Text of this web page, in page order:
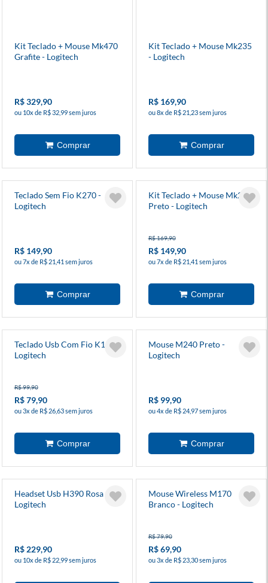
Kit Teclado + Mouse Mk470
Grafite - Logitech
R$ 329,90
ou 10x de R$ 32,99 sem juros
Kit Teclado + Mouse Mk235
- Logitech
R$ 169,90
ou 8x de R$ 21,23 sem juros
Teclado Sem Fio K270 -
Logitech
R$ 149,90
ou 7x de R$ 21,41 sem juros
Kit Teclado + Mouse Mk220
Preto - Logitech
R$ 169,90
R$ 149,90
ou 7x de R$ 21,41 sem juros
Teclado Usb Com Fio K120 -
Logitech
R$ 99,90
R$ 79,90
ou 3x de R$ 26,63 sem juros
Mouse M240 Preto -
Logitech
R$ 99,90
ou 4x de R$ 24,97 sem juros
Headset Usb H390 Rosa -
Logitech
R$ 229,90
ou 10x de R$ 22,99 sem juros
Mouse Wireless M170
Branco - Logitech
R$ 79,90
R$ 69,90
ou 3x de R$ 23,30 sem juros